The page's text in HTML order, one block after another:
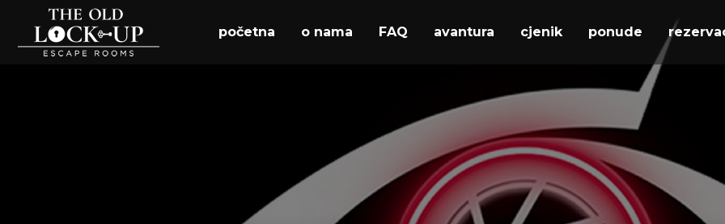
početna o nama FAQ avantura cjenik ponude